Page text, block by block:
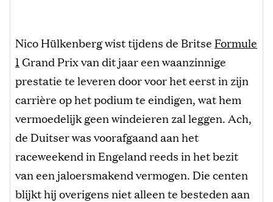
Nico Hülkenberg wist tijdens de Britse Formule
1Grand Prix van dit jaar een waanzinnige
prestatie te leveren door voor het eerst in zijn
carrière op het podium te eindigen, wat hem
vermoedelijk geen windeieren zal leggen. Ach,
de Duitser was voorafgaand aan het
raceweekend in Engeland reeds in het bezit
van een jaloersmakend vermogen. Die centen
blijkt hij overigens niet alleen te besteden aan